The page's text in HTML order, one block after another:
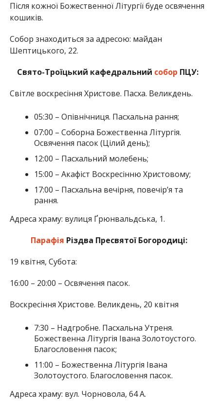
Після кожної Божественної Літургії буде освячення
кошиків.
Собор знаходиться за адресою: майдан
Шептицького, 22.
Свято-Троїцький кафедральний собор ПЦУ:
Світле воскресіння Христове. Пасха. Великдень.
05:30 – Опівнічниця. Пасхальна рання;
07:00 – Соборна Божественна Літургія.
Освячення пасок (Цілий день);
12:00 – Пасхальний молебень;
15:00 – Акафіст Воскресінню Христовому;
17:00 – Пасхальна вечірня, повечір’я та
рання.
Адреса храму: вулиця Ґрюнвальдська, 1.
Парафія Різдва Пресвятої Богородиці:
19 квітня, Субота:
16:00 – 20:00 – Освячення пасок.
Воскресіння Христове. Великдень, 20 квітня
7:30 – Надгробне. Пасхальна Утреня.
Божественна Літургія Івана Золотоустого.
Благословення пасок;
11:00 – Божественна Літургія Івана
Золотоустого. Благословення пасок.
Адреса храму: вул. Чорновола, 64 А.